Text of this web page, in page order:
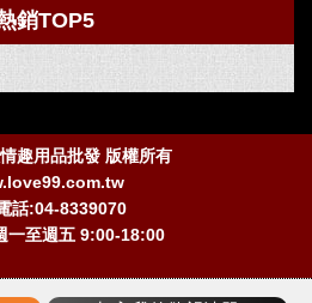
銷TOP5
趣用品批發 版權所有
話:04-8339070
一至週五 9:00-18:00